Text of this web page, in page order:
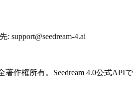
support@seedream-4.ai
著作権所有。Seedream 4.0公式APIで